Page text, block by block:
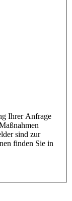
Ihrer Anfrage
sind zur
finden Sie in